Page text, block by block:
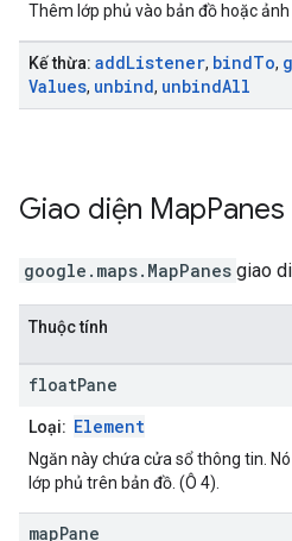
Thêm lớp phủ vào bản đồ hoặc
Kế thừa: addListener, bindTo,
Values, unbind, unbindAll
Giao diện MapPanes
google.maps. MapPanes giao
Thuộc tính
floatPane
Loại: Element
Ngăn này chứa cửa sổ thông tin.
lớp phủ trên bản đồ. (Ô 4).
mapPane